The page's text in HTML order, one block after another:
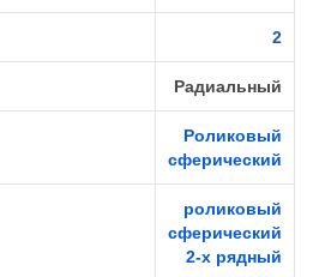
2
Радиальный
Роликовый
сферический
роликовый
сферический
2-х рядный